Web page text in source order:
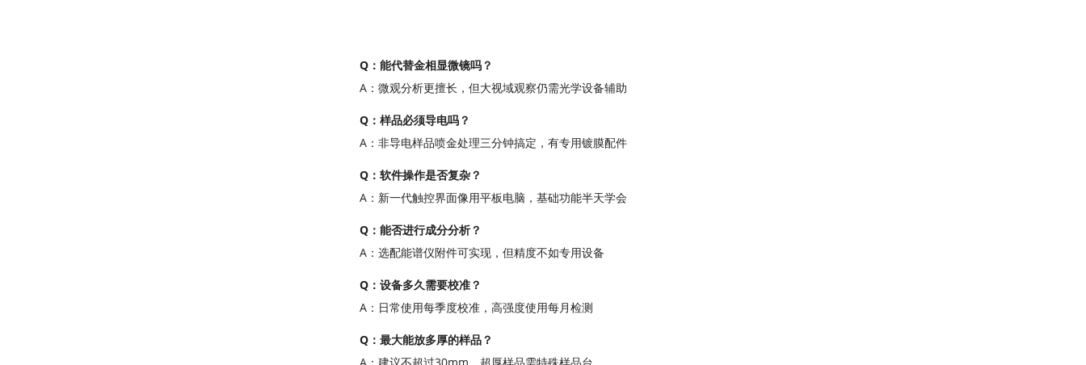
Q：能代替金相显微镜吗？
A：微观分析更擅长，但大视域观察仍需光学设备辅助
Q：样品必须导电吗？
A：非导电样品喷金处理三分钟搞定，有专用镀膜配件
Q：软件操作是否复杂？
A：新一代触控界面像用平板电脑，基础功能半天学会
Q：能否进行成分分析？
A：选配能谱仪附件可实现，但精度不如专用设备
Q：设备多久需要校准？
A：日常使用每季度校准，高强度使用每月检测
Q：最大能放多厚的样品？